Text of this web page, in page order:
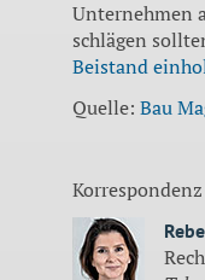
Unternehmen
schlägen
Beistand
Quelle: Bau